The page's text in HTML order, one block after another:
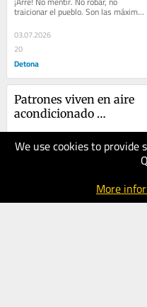
We use cookies to provide
More
traicionar el pueblo. Son las máximas
de Morena. Todos quienes aspiran a...
03.07.2026
20
Detona
Patrones viven en aire
acondicionado
personal en apagones